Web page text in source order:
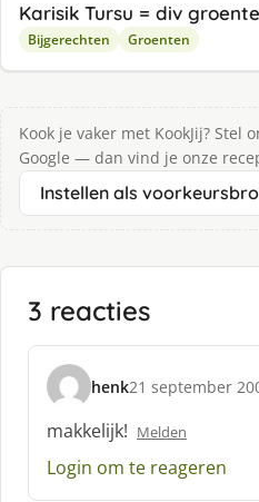
Karisik Tursu = div
Bijgerechten Groenten
Kook je vaker met KookJij? Stel
Google — dan vind je onze
Instellen als
3 reacties
henk
s
h
r
21 september
makkelijk! Melden
Login om te reageren